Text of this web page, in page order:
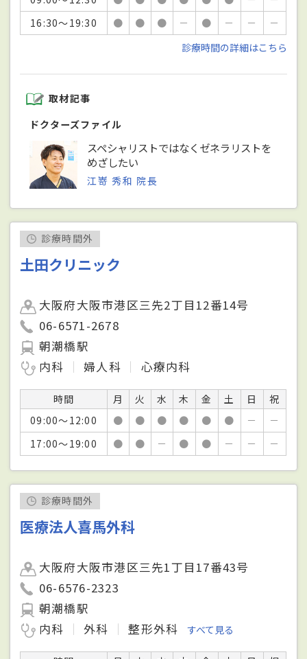
16:30～19:30
● ● ● － ● － －
－
診療時間の詳細はこちら
取材記事
ドクターズファイル
スペシャリストではなくゼネラリストを
めざしたい
江嵜 秀和 院長
診療時間外
土田クリニック
大阪府大阪市港区三先2丁目12番14号
06-6571-2678
朝潮橋駅
内科
婦人科 心療内科
時間 月 火 水 木 金 土 日
祝
09:00～12:00
● ● ● ● ● ● －
－
17:00～19:00
● ● － ● ● － － －
診療時間外
医療法人喜馬外科
大阪府大阪市港区三先1丁目17番43号
06-6576-2323
朝潮橋駅
内科
外科 整形外科 すべて見る